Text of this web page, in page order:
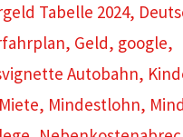
Tabelle 2024,
, Geld, google,
Autobahn,
Miete, Mindestlohn,